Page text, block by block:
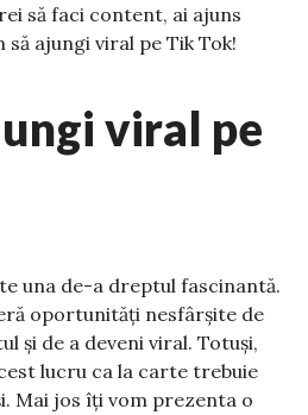
să faci content, ai ajuns
ajungi viral pe Tik Tok!
viral pe
una de-a dreptul fascinantă.
oportunități nesfârșite de
și de a deveni viral. Totuși,
lucru ca la carte trebuie
Mai jos îți vom prezenta o